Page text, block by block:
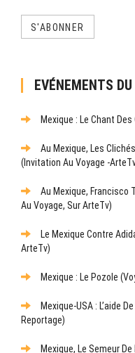
S'ABONNER
EVÉNEMENTS
Mexique : Le Chant
Au Mexique, Les
(Invitation Au Voyage -
Au Mexique, Francisco
Au Voyage, Sur ArteTv)
Le Mexique Contre
ArteTv)
Mexique : Le Pozole
Mexique-USA : L’aide
Reportage)
Mexique, Le Semeur